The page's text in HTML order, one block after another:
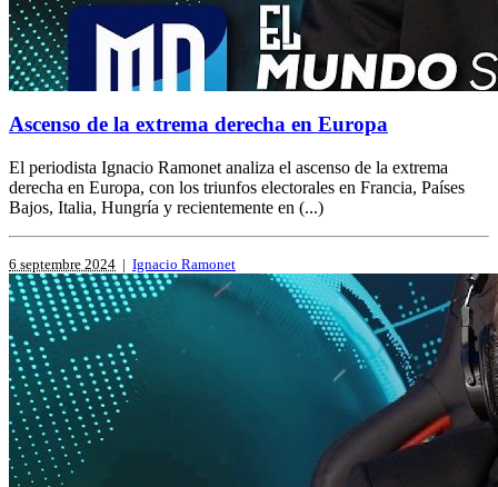
Ascenso de la extrema derecha en Europa
El periodista Ignacio Ramonet analiza el ascenso de la extrema
derecha en Europa, con los triunfos electorales en Francia, Países
Bajos, Italia, Hungría y recientemente en (...)
6 septembre 2024 | Ignacio Ramonet